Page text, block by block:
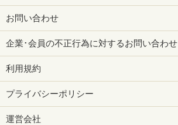
お問い合わせ
企業･会員の不正行為に対するお問い合わせ
利用規約
プライバシーポリシー
運営会社